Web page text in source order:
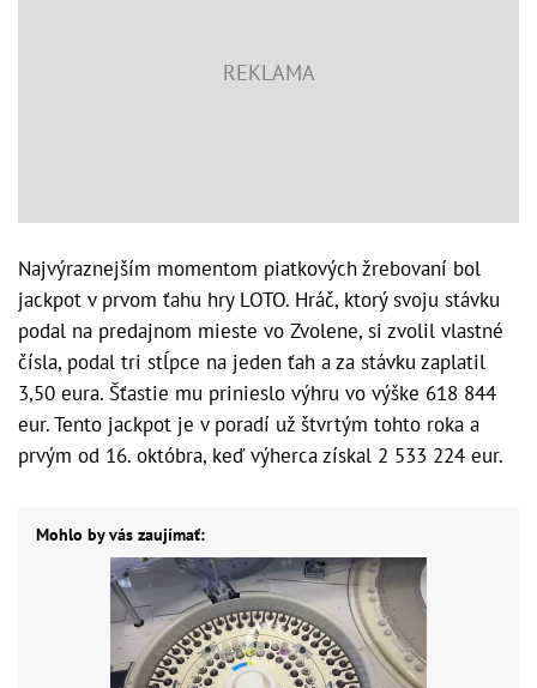
Najvýraznejším momentom piatkových žrebovaní bol
jackpot v prvom ťahu hry LOTO. Hráč, ktorý svoju stávku
podal na predajnom mieste vo Zvolene, si zvolil vlastné
čísla, podal tri stĺpce na jeden ťah a za stávku zaplatil
3,50 eura. Šťastie mu prinieslo výhru vo výške 618 844
eur. Tento jackpot je v poradí už štvrtým tohto roka a
prvým od 16. októbra, keď výherca získal 2 533 224 eur.
Mohlo by vás zaujímať: